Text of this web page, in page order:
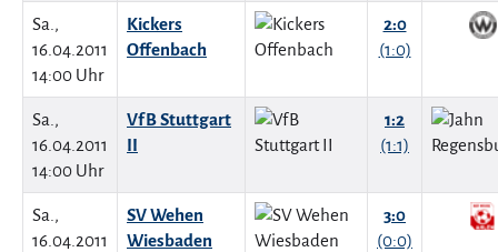
Sa.,
16.04.2011
14:00 Uhr
Kickers
Offenbach
2:0
(1:0)
Sa.,
16.04.2011
14:00 Uhr
VfB Stuttgart
II
1:2
(1:1)
Sa.,
16.04.2011
SV Wehen
Wiesbaden
3:0
(0:0)